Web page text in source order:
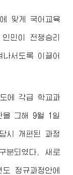
맞게 국어교육
민이 전쟁승리
서도록 이끌어
에 각급 학교과
을 그해 9월 1일
시 개편된 과정
분되였다. 새로
정규과정안에